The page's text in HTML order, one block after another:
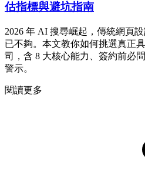
估指標與避坑指南
2026 年 AI 搜尋崛起，傳統網頁
已不夠。本文教你如何挑選真正
司，含 8 大核心能力、簽約前必
警示。
閱讀更多